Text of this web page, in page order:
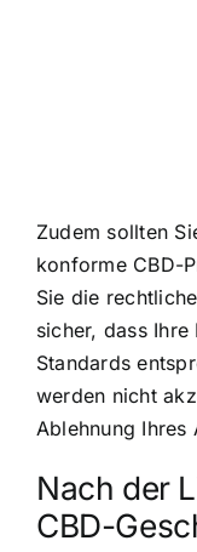
Zudem sollten
konforme CBD-
Sie die
sicher, dass
Standards
werden nicht
Ablehnung Ihres
Nach der
CBD-